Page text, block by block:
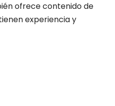
ofrece contenido de
experiencia y